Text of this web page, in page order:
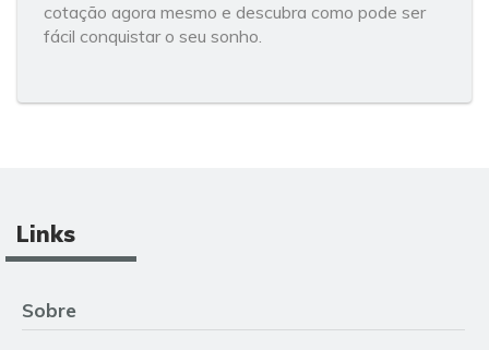
cotação agora mesmo e descubra como pode ser
fácil conquistar o seu sonho.
Links
Sobre